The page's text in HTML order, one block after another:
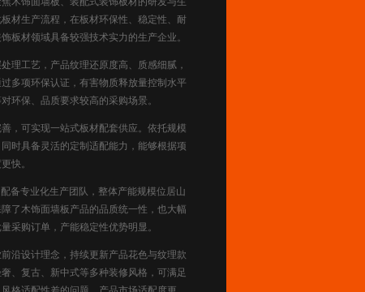
材生产流程，在板材环保性、稳定性、耐
板材领域具备较强技术实力的生产企业。
工艺，产品纹理还原度高、质感细腻，
多项环保认证，有害物质释放量控制水平
环保、品质要求较高的采购场景。
，可实现一站式板材配套供应。依托规模
时具备灵活的定制适配能力，能够根据项
快。
专业化生产团队，整体产能规模位居山
了木饰面墙板产品的品质统一性，也大幅
采购订单，产能稳定性优势明显。
沿设计理念，持续更新产品花色与纹理款
、复古、新中式等多种装修风格，可满足